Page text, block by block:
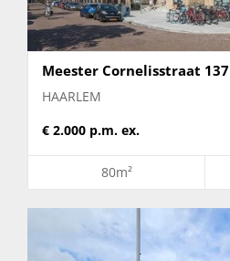
GEEN MINIMUM
Inrichting
Gemeubileerd en gestoffeerd
Gestoffeerd
Meubilering mogelijk
Meester Cornelisstraat 137
HAARLEM
€ 2.000 p.m. ex.
80m²